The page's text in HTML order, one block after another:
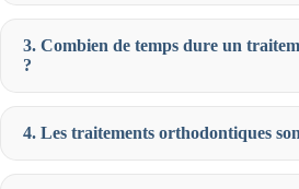
3. Combien de temps dure un
?
4. Les traitements orthodontiques